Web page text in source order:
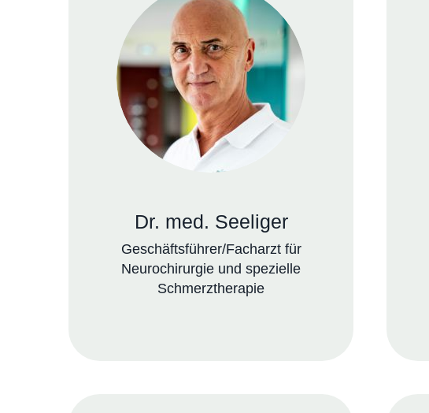
Dr. med. Seeliger
Geschäftsführer/Facharzt für
Neurochirurgie und spezielle
Schmerztherapie